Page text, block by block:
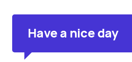
Have a nice day